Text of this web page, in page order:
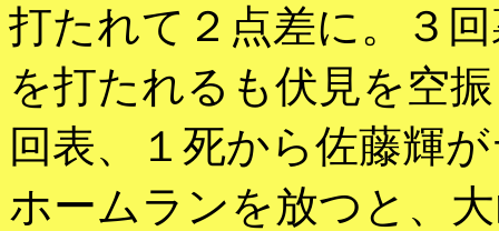
打たれて２点差に。３
を打たれるも伏見を空
回表、１死から佐藤輝
ホームランを放つと、